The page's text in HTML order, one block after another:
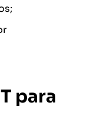
para